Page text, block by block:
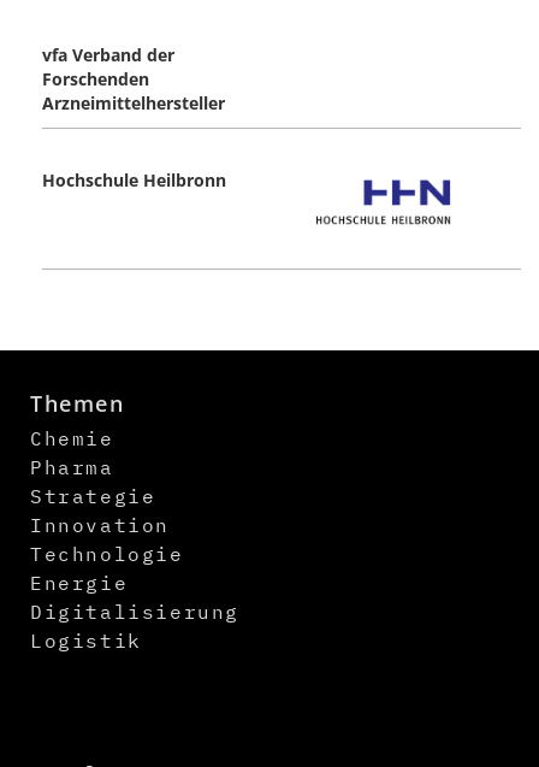
vfa Verband der
Forschenden
Arzneimittelhersteller
Hochschule Heilbronn
Themen
Chemie
Pharma
Strategie
Innovation
Technologie
Energie
Digitalisierung
Logistik